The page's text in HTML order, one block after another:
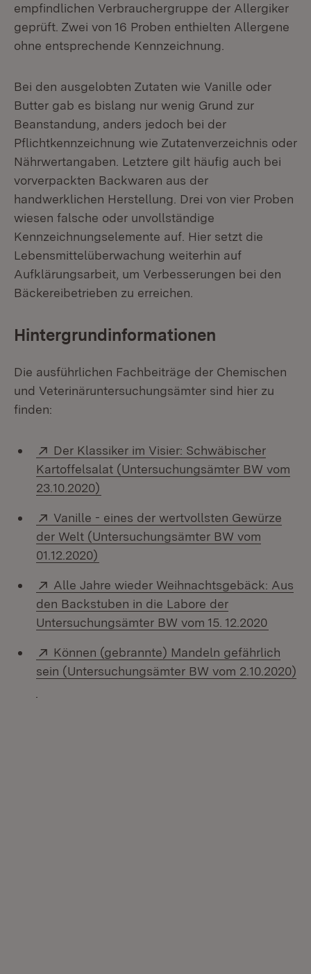
empfindlichen Verbrauchergruppe der Allergiker
geprüft. Zwei von 16 Proben enthielten Allergene
ohne entsprechende Kennzeichnung.
Bei den ausgelobten Zutaten wie Vanille oder
Butter gab es bislang nur wenig Grund zur
Beanstandung, anders jedoch bei der
Pflichtkennzeichnung wie Zutatenverzeichnis oder
Nährwertangaben. Letztere gilt häufig auch bei
vorverpackten Backwaren aus der
handwerklichen Herstellung. Drei von vier Proben
wiesen falsche oder unvollständige
Kennzeichnungselemente auf. Hier setzt die
Lebensmittelüberwachung weiterhin auf
Aufklärungsarbeit, um Verbesserungen bei den
Bäckereibetrieben zu erreichen.
Hintergrundinformationen
Die ausführlichen Fachbeiträge der Chemischen
und Veterinäruntersuchungsämter sind hier zu
finden:
Extern:
Der Klassiker im Visier: Schwäbischer
Kartoffelsalat (Untersuchungsämter BW vom
23.10.2020)
Extern:
Vanille - eines der wertvollsten Gewürze
der Welt (Untersuchungsämter BW vom
01.12.2020)
Extern:
Alle Jahre wieder Weihnachtsgebäck: Aus
den Backstuben in die Labore der
Untersuchungsämter BW vom 15. 12.2020
Extern:
Können (gebrannte) Mandeln gefährlich
sein (Untersuchungsämter BW vom 2.10.2020)